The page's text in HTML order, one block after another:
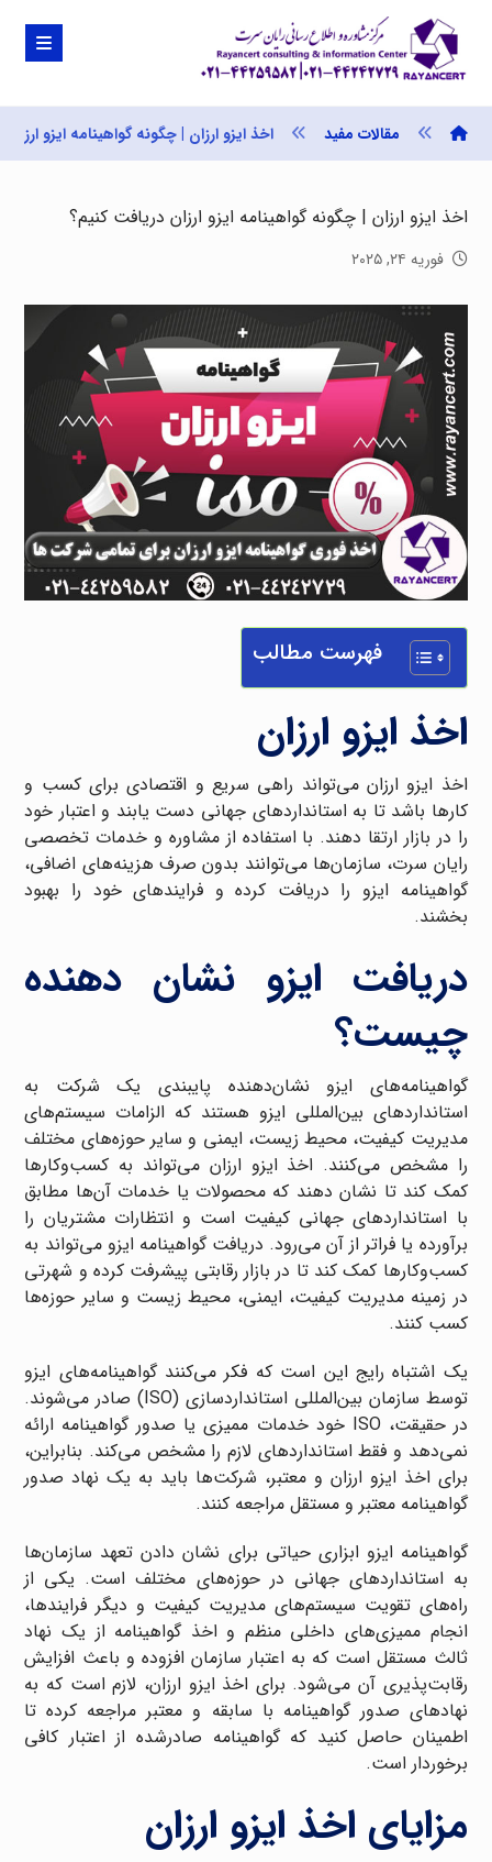
مقالات مفید اخذ ایزو ارزان | چگونه گواهینامه ایزو
اخذ ایزو ارزان | چگونه گواهینامه ایزو ارزان دریافت کنیم؟
فوریه ۲۴, ۲۰۲۵
فهرست مطالب
اخذ ایزو ارزان
اخذ ایزو ارزان می‌تواند راهی سریع و اقتصادی برای کسب و
کارها باشد تا به استانداردهای جهانی دست یابند و اعتبار خود
را در بازار ارتقا دهند. با استفاده از مشاوره و خدمات تخصصی
رایان سرت، سازمان‌ها می‌توانند بدون صرف هزینه‌های اضافی،
گواهینامه ایزو را دریافت کرده و فرایندهای خود را بهبود
بخشند.
دریافت ایزو نشان دهنده
چیست؟
گواهینامه‌های ایزو نشان‌دهنده پایبندی یک شرکت به
استانداردهای بین‌المللی ایزو هستند که الزامات سیستم‌های
مدیریت کیفیت، محیط زیست، ایمنی و سایر حوزه‌های مختلف
را مشخص می‌کنند. اخذ ایزو ارزان می‌تواند به کسب‌وکارها
کمک کند تا نشان دهند که محصولات یا خدمات آن‌ها مطابق
با استانداردهای جهانی کیفیت است و انتظارات مشتریان را
برآورده یا فراتر از آن می‌رود. دریافت گواهینامه ایزو می‌تواند به
کسب‌وکارها کمک کند تا در بازار رقابتی پیشرفت کرده و شهرتی
در زمینه مدیریت کیفیت، ایمنی، محیط زیست و سایر حوزه‌ها
کسب کنند.
یک اشتباه رایج این است که فکر می‌کنند گواهینامه‌های ایزو
توسط سازمان بین‌المللی استانداردسازی (ISO) صادر می‌شوند.
در حقیقت، ISO خود خدمات ممیزی یا صدور گواهینامه ارائه
نمی‌دهد و فقط استانداردهای لازم را مشخص می‌کند. بنابراین،
برای اخذ ایزو ارزان و معتبر، شرکت‌ها باید به یک نهاد صدور
گواهینامه معتبر و مستقل مراجعه کنند.
گواهینامه ایزو ابزاری حیاتی برای نشان دادن تعهد سازمان‌ها
به استانداردهای جهانی در حوزه‌های مختلف است. یکی از
راه‌های تقویت سیستم‌های مدیریت کیفیت و دیگر فرایندها،
انجام ممیزی‌های داخلی منظم و اخذ گواهینامه از یک نهاد
ثالث مستقل است که به اعتبار سازمان افزوده و باعث افزایش
رقابت‌پذیری آن می‌شود. برای اخذ ایزو ارزان، لازم است که به
نهادهای صدور گواهینامه با سابقه و معتبر مراجعه کرده تا
اطمینان حاصل کنید که گواهینامه صادرشده از اعتبار کافی
برخوردار است.
مزایای اخذ ایزو ارزان